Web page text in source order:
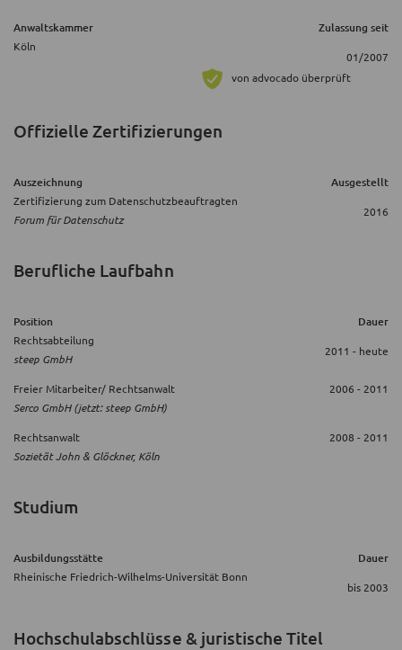
Anwaltskammer Zulassung seit
Köln
01/2007
von advocado überprüft
Offizielle Zertifizierungen
Auszeichnung Ausgestellt
Zertifizierung zum Datenschutzbeauftragten
Forum für Datenschutz
2016
Berufliche Laufbahn
Position Dauer
Rechtsabteilung
steep GmbH
2011 - heute
Freier Mitarbeiter/ Rechtsanwalt
Serco GmbH (jetzt: steep GmbH)
2006 - 2011
Rechtsanwalt
Sozietät John & Glöckner, Köln
2008 - 2011
Studium
Ausbildungsstätte Dauer
Rheinische Friedrich-Wilhelms-Universität Bonn
bis 2003
Hochschulabschlüsse & juristische Titel